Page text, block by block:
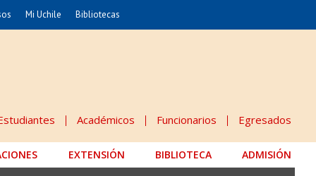
Economía y Negocios
Mi Uchile Bibliotecas
Académicos Funcionarios Egresados
EXTENSIÓN BIBLIOTECA ADMISIÓN